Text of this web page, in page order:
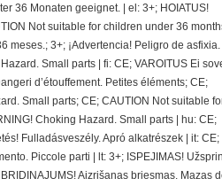
36 Monaten geeignet. | el: 3+; HOIATUS!
Not suitable for children under 36
meses.; 3+; ¡Advertencia! Peligro de
Small parts | fi: CE; VAROITUS Ei
d’étouffement. Petites éléments; CE;
Small parts; CE; CAUTION Not suitable
Choking Hazard. Small parts | hu: CE;
Fulladásveszély. Apró alkatrészek | it: CE;
Piccole parti | lt: 3+; ISPEJIMAS!
Aizrišanas briesmas. Mazas